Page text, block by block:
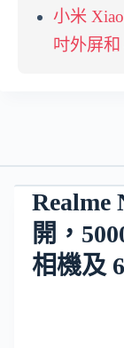
小米
吋外屏
Realme
開，
相機及